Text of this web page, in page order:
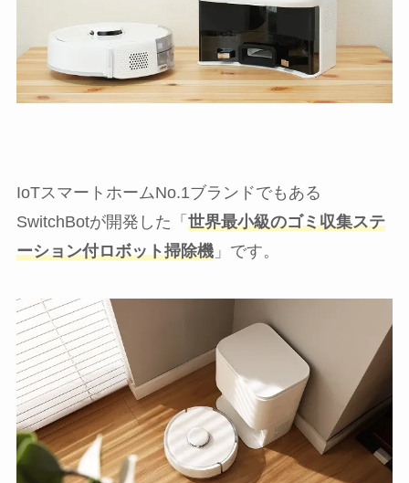
IoTスマートホームNo.1ブランドでもある
SwitchBotが開発した「 世界最小級のゴミ収集ステ
ーション付ロボット掃除機」です。